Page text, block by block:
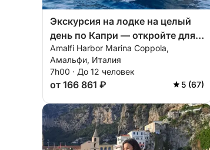
Экскурсия на лодке на целый
день по Капри — откройте для
себя побережье Амальфи со
стилем
Amalfi Harbor Marina Coppola,
Амальфи, Италия
7h00 · До 12 человек
от 166 861 ₽ 5 (67)